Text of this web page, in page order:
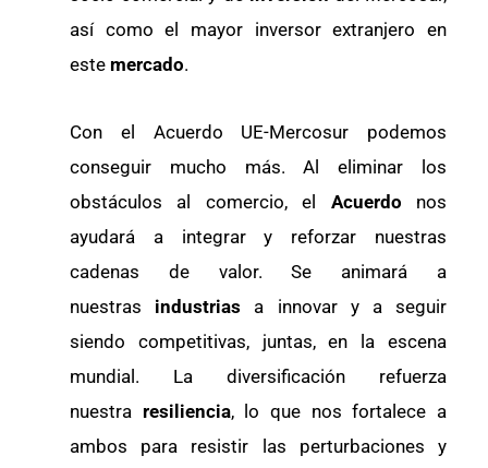
así como el mayor inversor extranjero en
este mercado.
Con el Acuerdo UE-Mercosur podemos
conseguir mucho más. Al eliminar los
obstáculos al comercio, el Acuerdo nos
ayudará a integrar y reforzar nuestras
cadenas de valor. Se animará a
nuestras industrias a innovar y a seguir
siendo competitivas, juntas, en la escena
mundial. La diversificación refuerza
nuestra resiliencia, lo que nos fortalece a
ambos para resistir las perturbaciones y